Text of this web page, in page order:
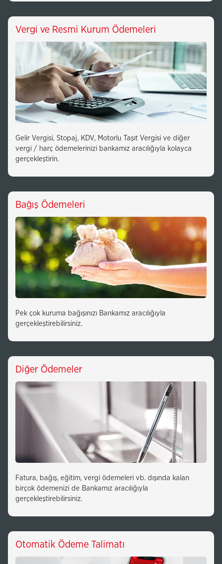
Vergi ve Resmi Kurum Ödemeleri
Gelir Vergisi, Stopaj, KDV, Motorlu Taşıt Vergisi ve diğer
vergi / harç ödemelerinizi bankamız aracılığıyla kolayca
gerçekleştirin.
Bağış Ödemeleri
Pek çok kuruma bağışınızı Bankamız aracılığıyla
gerçekleştirebilirsiniz.
Diğer Ödemeler
Fatura, bağış, eğitim, vergi ödemeleri vb. dışında kalan
birçok ödemenizi de Bankamız aracılığıyla
gerçekleştirebilirsiniz.
Otomatik Ödeme Talimatı